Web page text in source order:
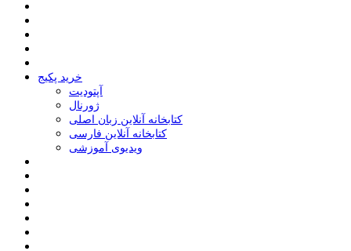
خرید پکیج
ﺁﭘﺘﻮﺩﯾﺖ
ﮊﻭﺭﻧﺎﻝ
کتابخانه آنلاین زبان اصلی
کتابخانه آنلاین فارسی
ویدیوی آموزشی